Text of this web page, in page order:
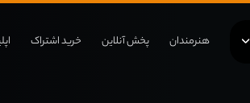
هنرمندان پخش آنلاین خرید اشتراک